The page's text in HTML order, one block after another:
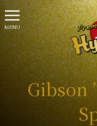
Gibson
MENU